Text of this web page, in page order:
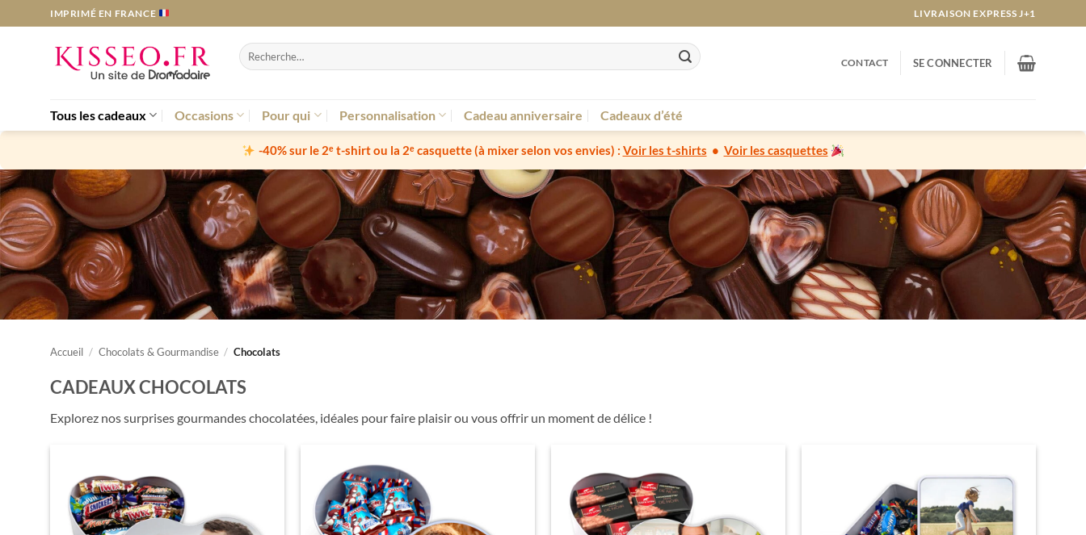
au
IMPRIMÉ EN FRANCE LIVRAISON EXPRESS J+1
Recherche
pour :
CONTACT SE CONNECTER
Tous les cadeaux Occasions Pour qui Personnalisation Cadeau anniversaire Cadeaux d’été
-40% sur le 2ᵉ t-shirt ou la 2ᵉ casquette(à mixer selon vos envies) : Voir les t-shirts • Voir les casquettes
Accueil / Chocolats & Gourmandise / Chocolats
CADEAUX CHOCOLATS
Explorez nos surprises gourmandes chocolatées, idéales pour faire plaisir ou vous offrir un moment de délice !